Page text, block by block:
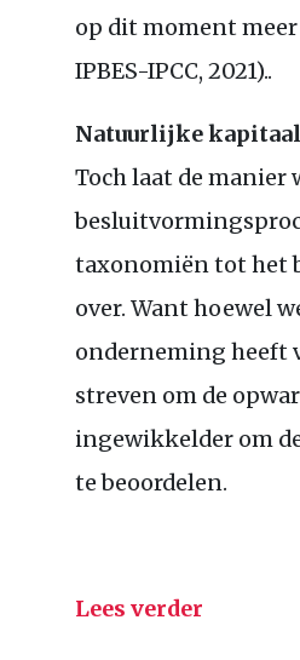
op dit moment
IPBES-IPCC, 2021)..
Natuurlijke
Toch laat de manier
taxonomiën tot het
over. Want hoewel
onderneming heeft
streven om de
ingewikkelder om
te beoordelen.
Lees verder